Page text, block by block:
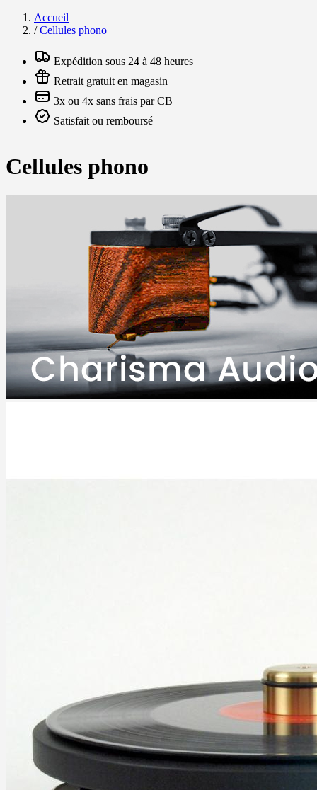
Accueil
/ Cellules phono
Expédition sous 24 à 48 heures
Retrait gratuit en magasin
3x ou 4x sans frais par CB
Satisfait ou remboursé
Cellules phono